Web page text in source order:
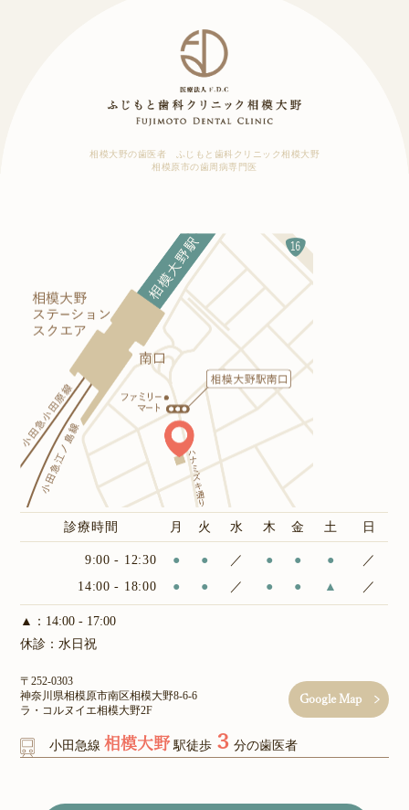
相模大野の歯医者 ふじもと歯科クリニック相模大野
相模原市の歯周病専門医
診療時間 月 火 水 木 金 土 日
9:00 - 12:30 ● ● ／ ● ● ●
／
14:00 - 18:00
● ● ／ ● ● ▲ ／
▲：14:00 - 17:00
休診：水日祝
〒252-0303
神奈川県相模原市南区相模大野8-6-6
ラ・コルヌイエ相模大野2F
Google Map
小田急線相模大野 駅徒歩 ３分の歯医者